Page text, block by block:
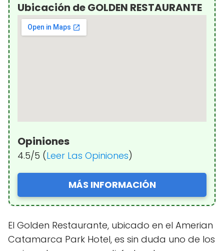
Ubicación de GOLDEN RESTAURANTE
Opiniones
4.5/5 (Leer Las Opiniones)
MÁS INFORMACIÓN
El Golden Restaurante, ubicado en el Amerian
Catamarca Park Hotel, es sin duda uno de los